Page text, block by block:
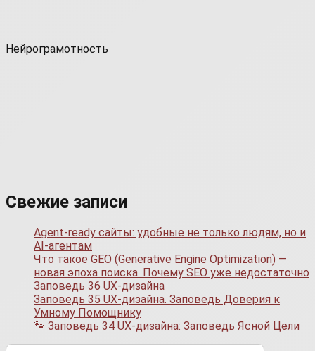
Нейрограмотность
Свежие записи
Agent-ready сайты: удобные не только людям, но и
AI-агентам
Что такое GEO (Generative Engine Optimization) —
новая эпоха поиска. Почему SEO уже недостаточно
Заповедь 36 UX-дизайна
Заповедь 35 UX-дизайна. Заповедь Доверия к
Умному Помощнику
🐾 Заповедь 34 UX-дизайна: Заповедь Ясной Цели